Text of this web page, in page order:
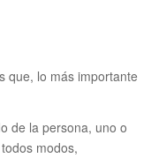
que, lo más importante
de la persona, uno o
modos,